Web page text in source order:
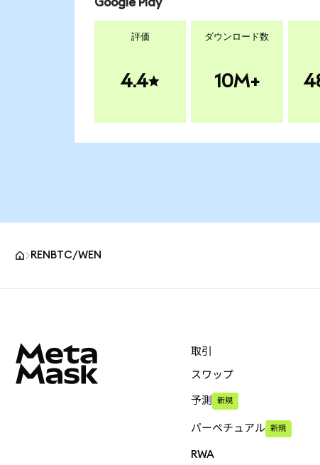
評価
4.4
ダウンロード数
10M+
RENBTC/WEN
取引
スワップ
予測 新規
パーペチュアル 新規
RWA